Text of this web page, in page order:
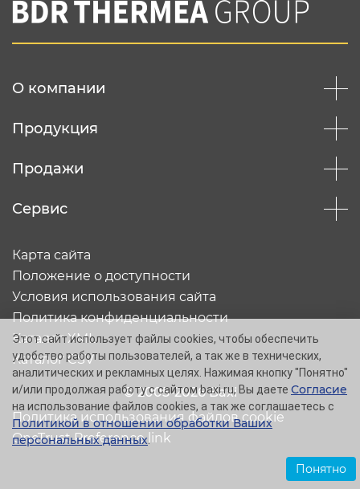
Вы соглашаетесь с нашей политикой
конфеденциальности
О компании
Продукция
Продажи
Сервис
© 2005-2026 Baxi
Карта сайта
Положение о доступности
Условия использования сайта
Политика конфиденциальности
Каталог XML
Каталог CSV
Политика использования файлов cookie
OneTrust Preference link
Этот сайт использует файлы cookies, чтобы обеспечить
удобство работы пользователей, а так же в технических,
аналитических и рекламных целях. Нажимая кнопку "Понятно"
и/или продолжая работу с сайтом baxi.ru, Вы даете Согласие
на использование файлов cookies, а так же соглашаетесь с
Политикой в отношении обработки Ваших
персональных данных.
Понятно